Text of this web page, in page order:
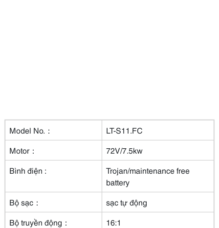
Model No.：
LT-S11.FC
Motor：
72V/7.5kw
Bình điện :
Trojan/maintenance free
battery
Bộ sạc：
sạc tự động
Bộ truyền động：
16:1